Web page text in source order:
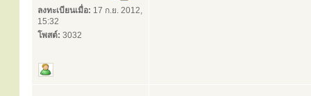
ลงทะเบียนเมื่อ: 17 ก.ย. 2012,
15:32
โพสต์: 3032